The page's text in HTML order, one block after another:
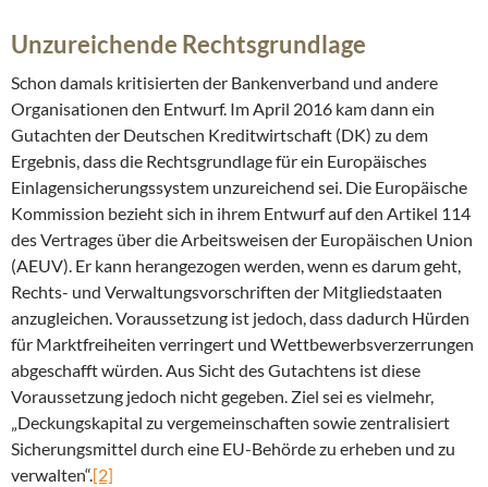
Unzureichende Rechtsgrundlage
Schon damals kritisierten der Bankenverband und andere
Organisationen den Entwurf. Im April 2016 kam dann ein
Gutachten der Deutschen Kreditwirtschaft (DK) zu dem
Ergebnis, dass die Rechtsgrundlage für ein Europäisches
Einlagensicherungssystem unzureichend sei. Die Europäische
Kommission bezieht sich in ihrem Entwurf auf den Artikel 114
des Vertrages über die Arbeitsweisen der Europäischen Union
(AEUV). Er kann herangezogen werden, wenn es darum geht,
Rechts- und Verwaltungsvorschriften der Mitgliedstaaten
anzugleichen. Voraussetzung ist jedoch, dass dadurch Hürden
für Marktfreiheiten verringert und Wettbewerbsverzerrungen
abgeschafft würden. Aus Sicht des Gutachtens ist diese
Voraussetzung jedoch nicht gegeben. Ziel sei es vielmehr,
„Deckungskapital zu vergemeinschaften sowie zentralisiert
Sicherungsmittel durch eine EU-Behörde zu erheben und zu
verwalten“.[2]